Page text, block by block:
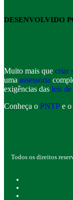
DESENVOLVIDO
Muito mais que criar
uma assessoria
exigências das leis
Conheça o PNTP e o
Todos os direitos